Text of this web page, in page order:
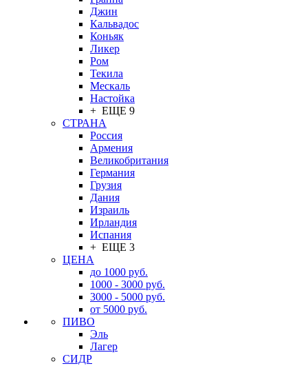
Джин
Кальвадос
Коньяк
Ликер
Ром
Текила
Мескаль
Настойка
+ ЕЩЕ 9
СТРАНА
Россия
Армения
Великобритания
Германия
Грузия
Дания
Израиль
Ирландия
Испания
+ ЕЩЕ 3
ЦЕНА
до 1000 руб.
1000 - 3000 руб.
3000 - 5000 руб.
от 5000 руб.
ПИВО
Эль
Лагер
СИДР